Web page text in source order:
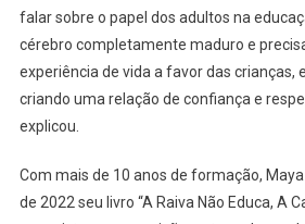
falar sobre o papel dos adultos na
cérebro completamente maduro e
experiência de vida a favor das crianças,
criando uma relação de confiança e
explicou.
Com mais de 10 anos de formação,
de 2022 seu livro “A Raiva Não Educa, A